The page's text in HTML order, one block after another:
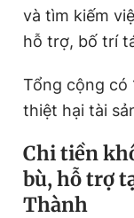
và tìm kiếm
hỗ trợ, bố trí
Tổng cộng có
thiệt hại tài
Chi tiền
bù, hỗ trợ
Thành